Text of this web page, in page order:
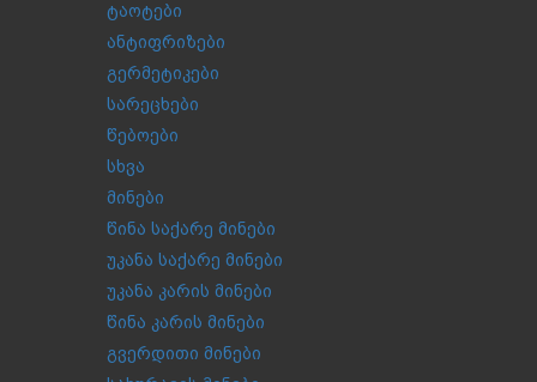
ტაოტები
ანტიფრიზები
გერმეტიკები
სარეცხები
წებოები
სხვა
მინები
წინა საქარე მინები
უკანა საქარე მინები
უკანა კარის მინები
წინა კარის მინები
გვერდითი მინები